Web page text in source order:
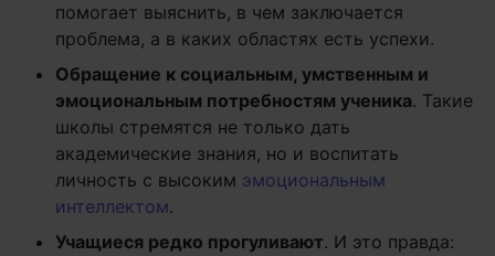
помогает выяснить, в чем заключается
проблема, а в каких областях есть успехи.
Обращение к социальным, умственным и
эмоциональным потребностям ученика. Такие
школы стремятся не только дать
академические знания, но и воспитать
личность с высоким эмоциональным
интеллектом.
Учащиеся редко прогуливают. И это правда: